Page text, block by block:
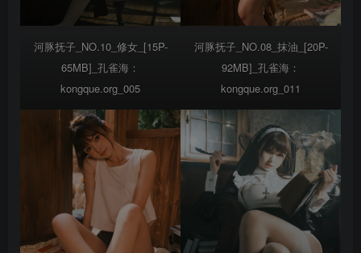
河豚抚子_NO.10_修女_[15P-
65MB]_孔雀海：
kongque.org_005
河豚抚子_NO.08_抹油_[20P-
92MB]_孔雀海：
kongque.org_011